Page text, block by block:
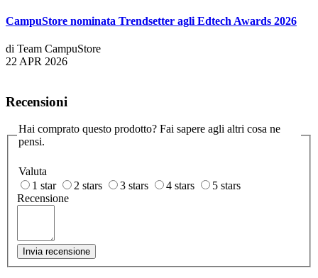
CampuStore nominata Trendsetter agli Edtech Awards 2026
di Team CampuStore
22 APR 2026
Recensioni
Hai comprato questo prodotto? Fai sapere agli altri cosa ne
pensi.
Valuta
1 star
2 stars 3 stars 4 stars
5 stars
Recensione
Invia recensione